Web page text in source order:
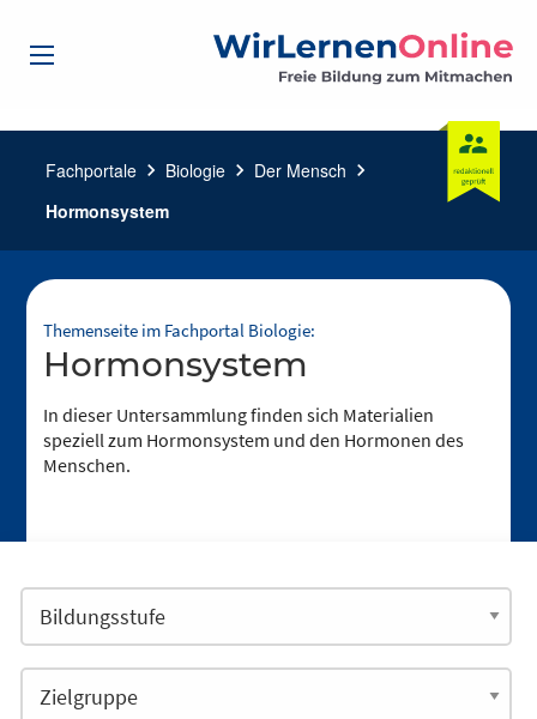
Fachportale chevron_right Biologie chevron_right Der Mensch chevron_right
Hormonsystem
Themenseite im Fachportal Biologie:
Hormonsystem
In dieser Untersammlung finden sich Materialien
speziell zum Hormonsystem und den Hormonen des
Menschen.